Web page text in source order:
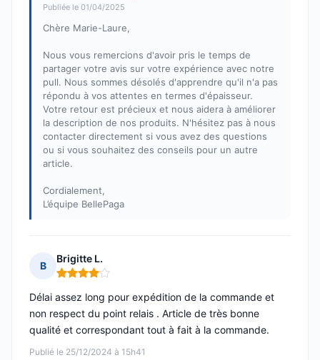
Publiée le 01/04/2025
Chère Marie-Laure,
Nous vous remercions d'avoir pris le temps de
partager votre avis sur votre expérience avec notre
pull. Nous sommes désolés d'apprendre qu'il n'a pas
répondu à vos attentes en termes d'épaisseur.
Votre retour est précieux et nous aidera à améliorer
la description de nos produits. N'hésitez pas à nous
contacter directement si vous avez des questions
ou si vous souhaitez des conseils pour un autre
article.
Cordialement,
L’équipe BellePaga
B
Brigitte L.
Note : 4 sur 5
Publié le 25/12/2024 à 15h41
Délai assez long pour expédition de la commande et
non respect du point relais . Article de très bonne
qualité et correspondant tout à fait à la commande.